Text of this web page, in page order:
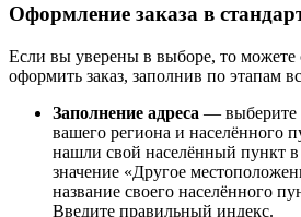
Оформление заказа в
Если вы уверены в выборе, то можете
оформить заказ, заполнив по этапам
Заполнение адреса — выберите
вашего региона и населённого
нашли свой населённый пункт
значение «Другое
название своего населённого
Введите правильный индекс.